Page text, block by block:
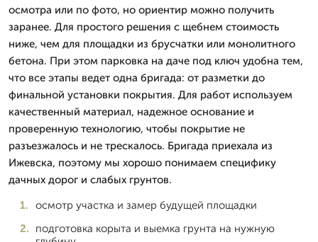
осмотра или по фото, но ориентир можно получить
заранее. Для простого решения с щебнем стоимость
ниже, чем для площадки из брусчатки или монолитного
бетона. При этом парковка на даче под ключ удобна тем,
что все этапы ведет одна бригада: от разметки до
финальной установки покрытия. Для работ используем
качественный материал, надежное основание и
проверенную технологию, чтобы покрытие не
разъезжалось и не трескалось. Бригада приехала из
Ижевска, поэтому мы хорошо понимаем специфику
дачных дорог и слабых грунтов.
осмотр участка и замер будущей площадки
подготовка корыта и выемка грунта на нужную